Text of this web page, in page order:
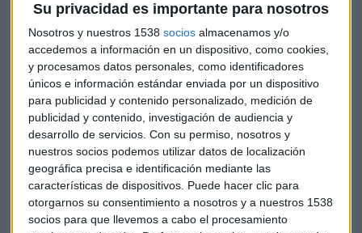
Su privacidad es importante para nosotros
Nosotros y nuestros 1538 socios almacenamos y/o
accedemos a información en un dispositivo, como cookies,
y procesamos datos personales, como identificadores
únicos e información estándar enviada por un dispositivo
para publicidad y contenido personalizado, medición de
publicidad y contenido, investigación de audiencia y
desarrollo de servicios. Con su permiso, nosotros y
nuestros socios podemos utilizar datos de localización
geográfica precisa e identificación mediante las
características de dispositivos. Puede hacer clic para
otorgarnos su consentimiento a nosotros y a nuestros 1538
socios para que llevemos a cabo el procesamiento